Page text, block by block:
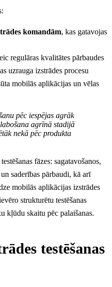
komandām, kas gatavojas
regulāras kvalitātes pārbaudes
uzrauga izstrādes procesu
mobilās aplikācijas un vēlas
pēc iespējas agrāk
agrīnā stadijā
nekā pēc produkta
fāzes: sagatavošanos,
saderības pārbaudi, kā arī
mobilās aplikācijas izstrādes
strukturētu testēšanas
kļūdu skaitu pēc palaišanas.
testēšanas